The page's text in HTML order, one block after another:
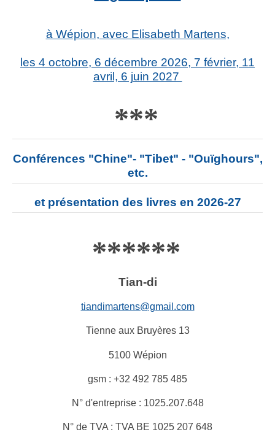
à Wépion, avec Elisabeth Martens,
les 4 octobre, 6 décembre 2026, 7 février, 11
avril, 6 juin 2027
***
Conférences "Chine"- "Tibet" - "Ouïghours",
etc.
et présentation des livres en 2026-27
******
Tian-di
tiandimartens@gmail.com
Tienne aux Bruyères 13
5100 Wépion
gsm : +32 492 785 485
N° d'entreprise : 1025.207.648
N° de TVA : TVA BE 1025 207 648